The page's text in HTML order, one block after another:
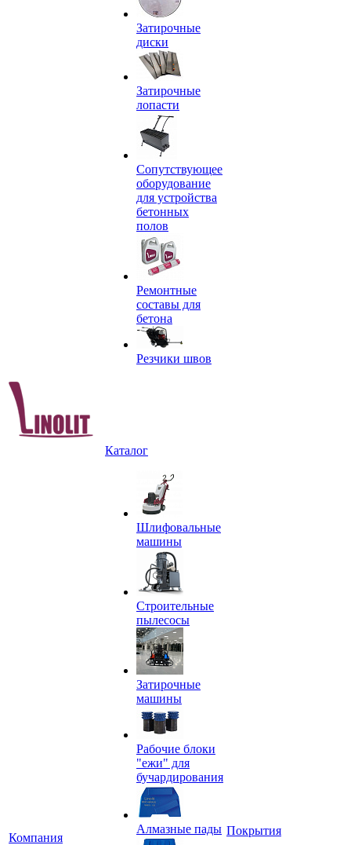
Затирочные
диски
Затирочные
лопасти
Сопутствующее
оборудование
для устройства
бетонных
полов
Ремонтные
составы для
бетона
Резчики швов
Компания
Каталог
Шлифовальные
машины
Строительные
пылесосы
Затирочные
машины
Рабочие блоки
"ежи" для
бучардирования
Алмазные пады Покрытия